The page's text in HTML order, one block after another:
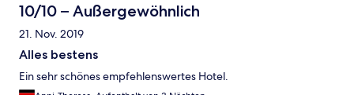
10/10 – Außergewöhnlich
21. Nov. 2019
Alles bestens
Ein sehr schönes empfehlenswertes Hotel.